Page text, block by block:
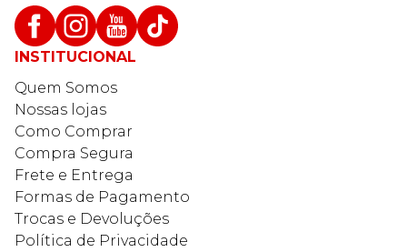
INSTITUCIONAL
Quem Somos
Nossas lojas
Como Comprar
Compra Segura
Frete e Entrega
Formas de Pagamento
Trocas e Devoluções
Política de Privacidade